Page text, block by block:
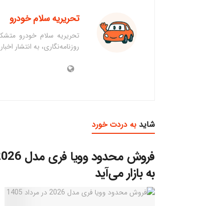
تحریریه سلام خودرو
تحریریه سلام خودرو
روزنامه‌نگاری، به انتشار
شاید به دردت خورد
به بازار می‌آید